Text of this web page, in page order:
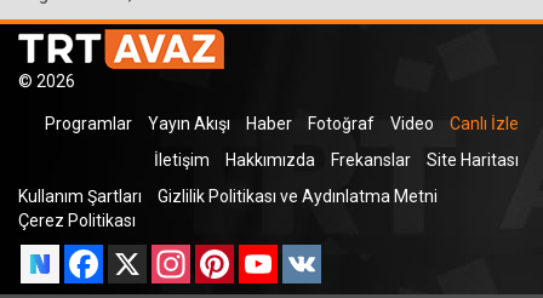
© 2026
Programlar Yayın Akışı Haber Fotoğraf Video
Canlı İzle
İletişim
Hakkımızda Frekanslar
Site Haritası
Kullanım Şartları
Gizlilik Politikası ve Aydınlatma Metni
Çerez Politikası
Facebook
X InstagramPinterestYouTube